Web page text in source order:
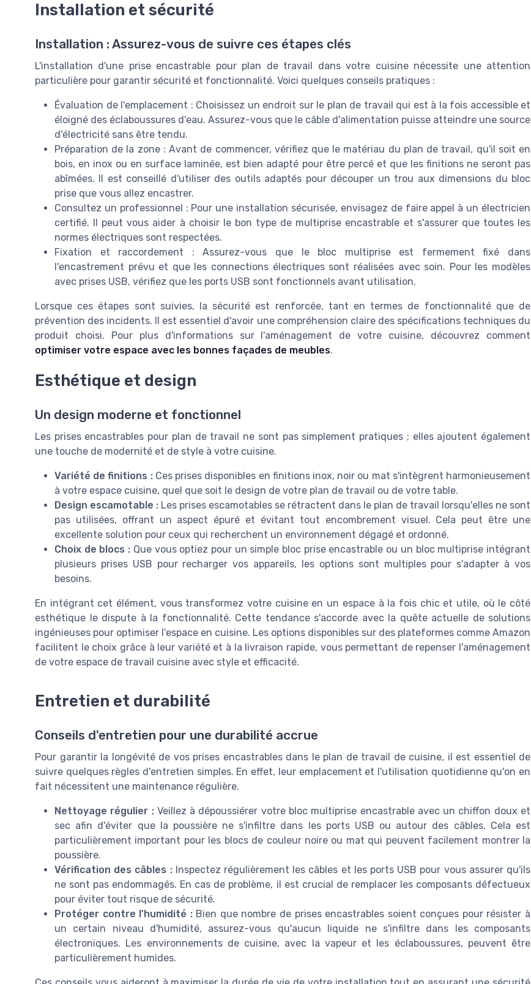
Installation et sécurité
Installation : Assurez-vous de suivre ces étapes clés
L'installation d'une prise encastrable pour plan de travail dans votre cuisine nécessite une attention
particulière pour garantir sécurité et fonctionnalité. Voici quelques conseils pratiques :
Évaluation de l'emplacement : Choisissez un endroit sur le plan de travail qui est à la fois accessible et
éloigné des éclaboussures d'eau. Assurez-vous que le câble d'alimentation puisse atteindre une source
d'électricité sans être tendu.
Préparation de la zone : Avant de commencer, vérifiez que le matériau du plan de travail, qu'il soit en
bois, en inox ou en surface laminée, est bien adapté pour être percé et que les finitions ne seront pas
abîmées. Il est conseillé d'utiliser des outils adaptés pour découper un trou aux dimensions du bloc
prise que vous allez encastrer.
Consultez un professionnel : Pour une installation sécurisée, envisagez de faire appel à un électricien
certifié. Il peut vous aider à choisir le bon type de multiprise encastrable et s'assurer que toutes les
normes électriques sont respectées.
Fixation et raccordement : Assurez-vous que le bloc multiprise est fermement fixé dans
l'encastrement prévu et que les connections électriques sont réalisées avec soin. Pour les modèles
avec prises USB, vérifiez que les ports USB sont fonctionnels avant utilisation.
Lorsque ces étapes sont suivies, la sécurité est renforcée, tant en termes de fonctionnalité que de
prévention des incidents. Il est essentiel d'avoir une compréhension claire des spécifications techniques du
produit choisi. Pour plus d'informations sur l'aménagement de votre cuisine, découvrez comment
optimiser votre espace avec les bonnes façades de meubles.
Esthétique et design
Un design moderne et fonctionnel
Les prises encastrables pour plan de travail ne sont pas simplement pratiques ; elles ajoutent également
une touche de modernité et de style à votre cuisine.
Variété de finitions :Ces prises disponibles en finitions inox, noir ou mat s'intègrent harmonieusement
à votre espace cuisine, quel que soit le design de votre plan de travail ou de votre table.
Design escamotable : Les prises escamotables se rétractent dans le plan de travail lorsqu'elles ne sont
pas utilisées, offrant un aspect épuré et évitant tout encombrement visuel. Cela peut être une
excellente solution pour ceux qui recherchent un environnement dégagé et ordonné.
Choix de blocs : Que vous optiez pour un simple bloc prise encastrable ou un bloc multiprise intégrant
plusieurs prises USB pour recharger vos appareils, les options sont multiples pour s'adapter à vos
besoins.
En intégrant cet élément, vous transformez votre cuisine en un espace à la fois chic et utile, où le côté
esthétique le dispute à la fonctionnalité. Cette tendance s'accorde avec la quête actuelle de solutions
ingénieuses pour optimiser l'espace en cuisine. Les options disponibles sur des plateformes comme Amazon
facilitent le choix grâce à leur variété et à la livraison rapide, vous permettant de repenser l'aménagement
de votre espace de travail cuisine avec style et efficacité.
Entretien et durabilité
Conseils d'entretien pour une durabilité accrue
Pour garantir la longévité de vos prises encastrables dans le plan de travail de cuisine, il est essentiel de
suivre quelques règles d'entretien simples. En effet, leur emplacement et l'utilisation quotidienne qu'on en
fait nécessitent une maintenance régulière.
Nettoyage régulier :Veillez à dépoussiérer votre bloc multiprise encastrable avec un chiffon doux et
sec afin d'éviter que la poussière ne s'infiltre dans les ports USB ou autour des câbles. Cela est
particulièrement important pour les blocs de couleur noire ou mat qui peuvent facilement montrer la
poussière.
Vérification des câbles :Inspectez régulièrement les câbles et les ports USB pour vous assurer qu'ils
ne sont pas endommagés. En cas de problème, il est crucial de remplacer les composants défectueux
pour éviter tout risque de sécurité.
Protéger contre l'humidité :Bien que nombre de prises encastrables soient conçues pour résister à
un certain niveau d'humidité, assurez-vous qu'aucun liquide ne s'infiltre dans les composants
électroniques. Les environnements de cuisine, avec la vapeur et les éclaboussures, peuvent être
particulièrement humides.